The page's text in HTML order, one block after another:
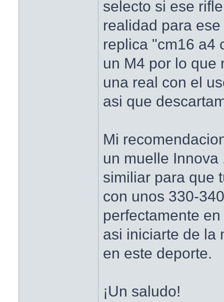
selecto si ese
realidad para
replica "cm16 a4
un M4 por lo que
una real con el
asi que
Mi
un muelle
similiar para que
con unos 330-
perfectamente
asi iniciarte de la
en este deporte.
¡Un saludo!